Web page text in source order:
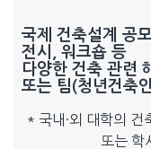
국제 건축설계 공
전시, 워크숍 등
다양한 건축 관련
또는 팀(청년건축
* 국내·외 대학의
또는 학